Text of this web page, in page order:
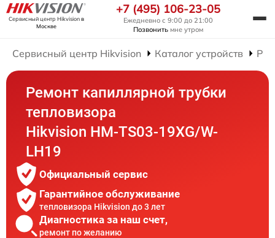
Сервисный центр Hikvisionв
Москве
+7 (495) 106-23-05
Ежедневно с 9:00 до 21:00
Позвонить мне утром
Сервисный центр Hikvision Каталог устройств
Ремонт капиллярной трубки
тепловизора
Hikvision HM-TS03-19XG/W-
LH19
Официальный сервис
Гарантийное обслуживание
тепловизора Hikvision до 3 лет
Диагностика за наш счет,
ремонт по желанию